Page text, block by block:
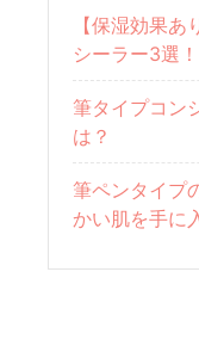
【保湿効果
シーラー3選
筆タイプコン
は？
筆ペンタイプ
かい肌を手に